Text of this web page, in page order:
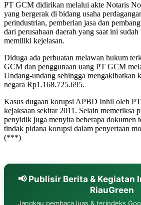
PT GCM didirikan melalui akte Notaris
yang bergerak di bidang usaha
perindustrian, pemberian jasa dan
dari perusahaan daerah yang saat ini
memiliki kejelasan.
Diduga ada perbuatan melawan hukum
GCM dan penggunaan uang PT GCM
Undang-undang sehingga mengakibatkan
negara Rp1.168.725.695.
Kasus dugaan korupsi APBD Inhil oleh
kejaksaan sekitar 2011. Selain memeriksa
penyidik juga menyita beberapa dokumen
tindak pidana korupsi dalam penyertaan
(***)
📢 Publisir Berita & Kegiatan
RiauGreen
Jangkau pembaca luas & terindeks